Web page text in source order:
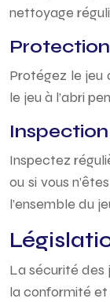
nettoyage
Protégez le jeu
le jeu à l’abri
Inspectez
ou si vous
l’ensemble du
La sécurité des
la conformité